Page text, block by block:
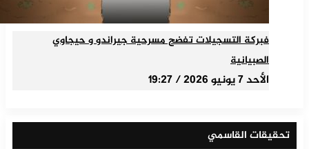
فبركة التسجيلات تفضح مسرحية جيراندو و حيجاوي
الصبيانية
الأحد 7 يونيو 2026 / 19:27
تحقيقات القاسمي